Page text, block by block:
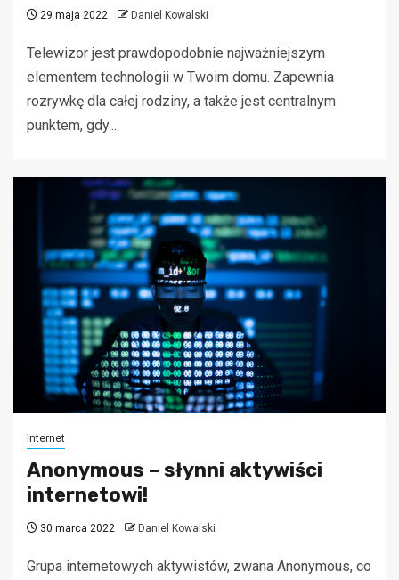
29 maja 2022 Daniel Kowalski
Telewizor jest prawdopodobnie najważniejszym
elementem technologii w Twoim domu. Zapewnia
rozrywkę dla całej rodziny, a także jest centralnym
punktem, gdy...
Internet
Anonymous – słynni aktywiści
internetowi!
30 marca 2022 Daniel Kowalski
Grupa internetowych aktywistów, zwana Anonymous, co